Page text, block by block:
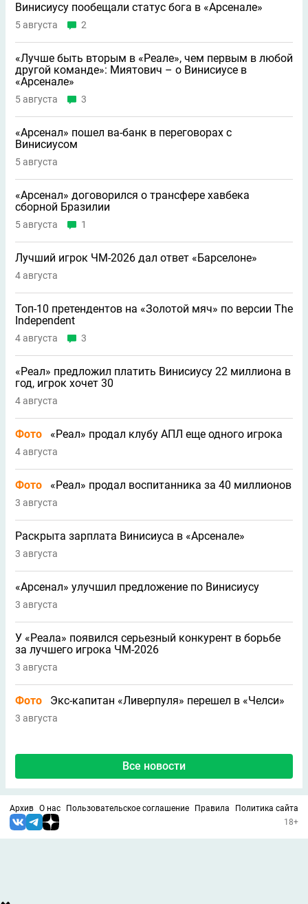
Винисиусу пообещали статус бога в «Арсенале»
5 августа 2
«Лучше быть вторым в «Реале», чем первым в любой
другой команде»: Миятович – о Винисиусе в
«Арсенале»
5 августа 3
«Арсенал» пошел ва-банк в переговорах с
Винисиусом
5 августа
«Арсенал» договорился о трансфере хавбека
сборной Бразилии
5 августа 1
Лучший игрок ЧМ-2026 дал ответ «Барселоне»
4 августа
Топ-10 претендентов на «Золотой мяч» по версии The
Independent
4 августа 3
«Реал» предложил платить Винисиусу 22 миллиона в
год, игрок хочет 30
4 августа
Фото «Реал» продал клубу АПЛ еще одного игрока
4 августа
Фото «Реал» продал воспитанника за 40 миллионов
3 августа
Раскрыта зарплата Винисиуса в «Арсенале»
3 августа
«Арсенал» улучшил предложение по Винисиусу
3 августа
У «Реала» появился серьезный конкурент в борьбе
за лучшего игрока ЧМ-2026
3 августа
Фото Экс-капитан «Ливерпуля» перешел в «Челси»
3 августа
Все новости
Архив О нас Пользовательское соглашение Правила
Политика сайта
18+